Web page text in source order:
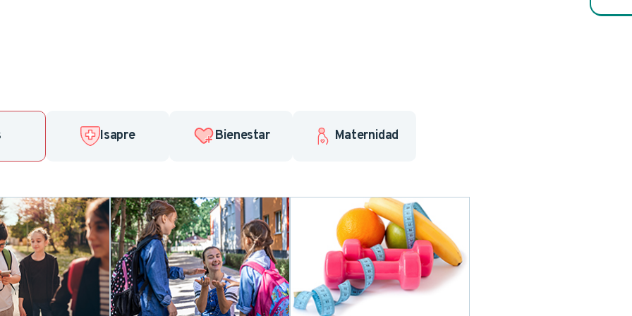
Isapre Bienestar Maternidad